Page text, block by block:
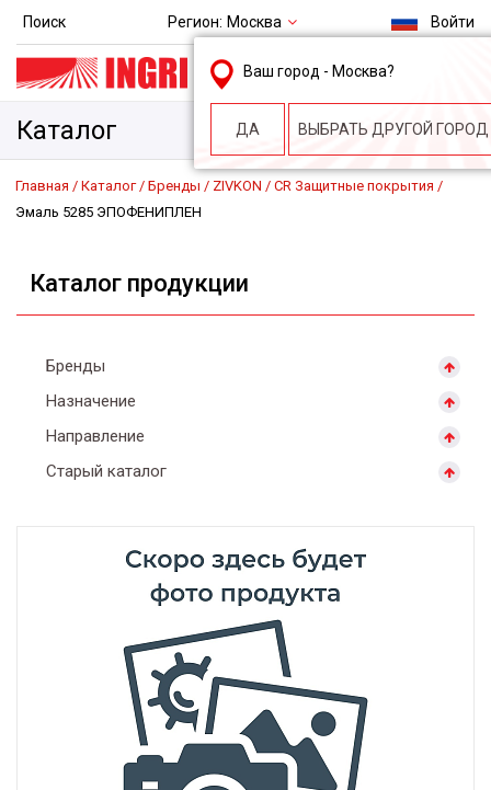
Поиск Регион: Москва
Ваш город - Москва?
ДА ВЫБРАТЬ ДРУГОЙ ГОРОД
Войти
msk@ingri.ru
пн. – пт.: 9.00-18.00
Каталог
Главная Каталог Бренды ZIVKON
CR Защитные покрытия
Эмаль 5285 ЭПОФЕНИПЛЕН
Каталог продукции
Бренды
Назначение
Направление
Старый каталог